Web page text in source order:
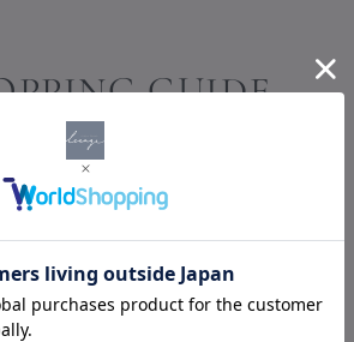
GUIDE
ショッピングガイド
支払い方法について
けます。